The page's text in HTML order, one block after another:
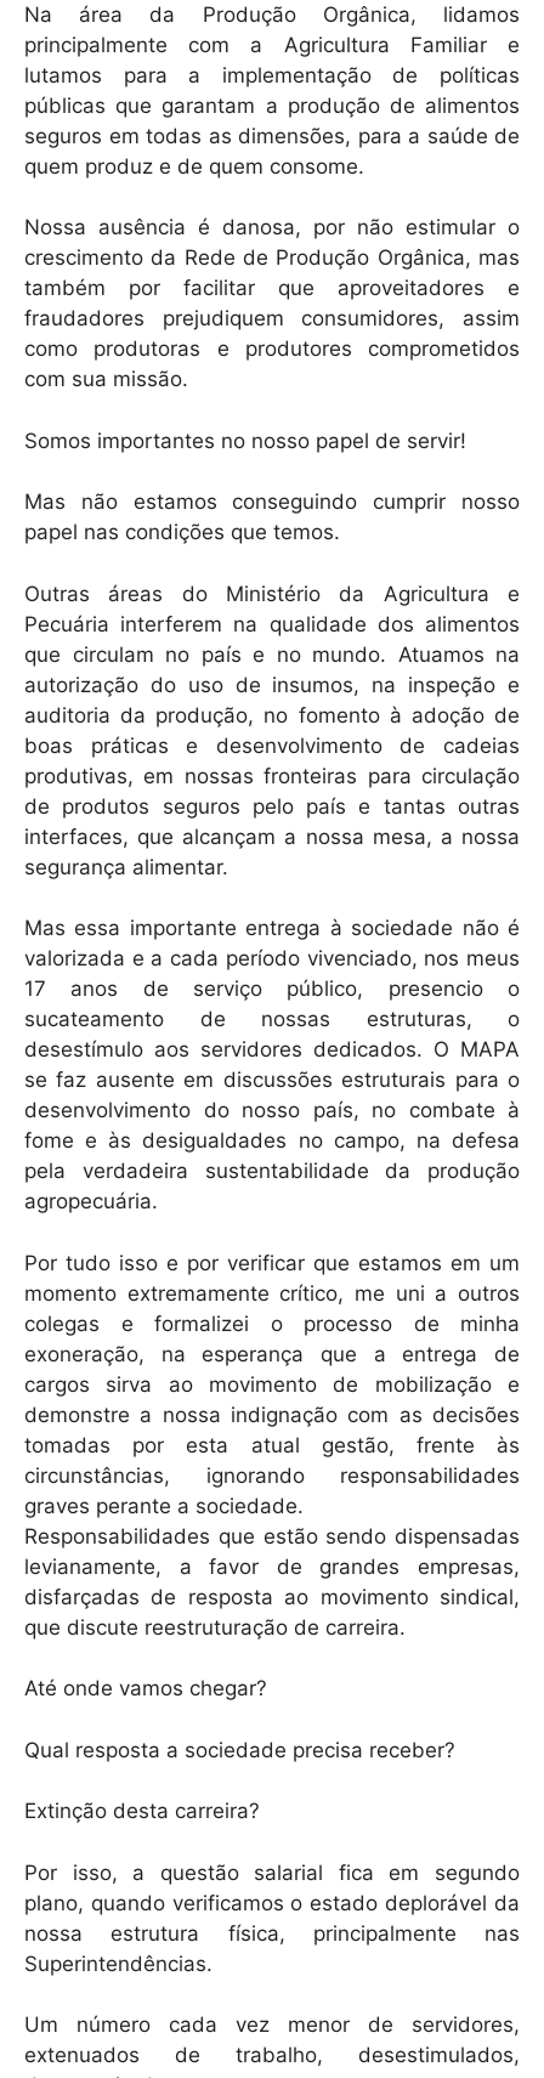
Na área da Produção Orgânica, lidamos
principalmente com a Agricultura Familiar e
lutamos para a implementação de políticas
públicas que garantam a produção de alimentos
seguros em todas as dimensões, para a saúde de
quem produz e de quem consome.
Nossa ausência é danosa, por não estimular o
crescimento da Rede de Produção Orgânica, mas
também por facilitar que aproveitadores e
fraudadores prejudiquem consumidores, assim
como produtoras e produtores comprometidos
com sua missão.
Somos importantes no nosso papel de servir!
Mas não estamos conseguindo cumprir nosso
papel nas condições que temos.
Outras áreas do Ministério da Agricultura e
Pecuária interferem na qualidade dos alimentos
que circulam no país e no mundo. Atuamos na
autorização do uso de insumos, na inspeção e
auditoria da produção, no fomento à adoção de
boas práticas e desenvolvimento de cadeias
produtivas, em nossas fronteiras para circulação
de produtos seguros pelo país e tantas outras
interfaces, que alcançam a nossa mesa, a nossa
segurança alimentar.
Mas essa importante entrega à sociedade não é
valorizada e a cada período vivenciado, nos meus
17 anos de serviço público, presencio o
sucateamento de nossas estruturas, o
desestímulo aos servidores dedicados. O MAPA
se faz ausente em discussões estruturais para o
desenvolvimento do nosso país, no combate à
fome e às desigualdades no campo, na defesa
pela verdadeira sustentabilidade da produção
agropecuária.
Por tudo isso e por verificar que estamos em um
momento extremamente crítico, me uni a outros
colegas e formalizei o processo de minha
exoneração, na esperança que a entrega de
cargos sirva ao movimento de mobilização e
demonstre a nossa indignação com as decisões
tomadas por esta atual gestão, frente às
circunstâncias, ignorando responsabilidades
graves perante a sociedade.
Responsabilidades que estão sendo dispensadas
levianamente, a favor de grandes empresas,
disfarçadas de resposta ao movimento sindical,
que discute reestruturação de carreira.
Até onde vamos chegar?
Qual resposta a sociedade precisa receber?
Extinção desta carreira?
Por isso, a questão salarial fica em segundo
plano, quando verificamos o estado deplorável da
nossa estrutura física, principalmente nas
Superintendências.
Um número cada vez menor de servidores,
extenuados de trabalho, desestimulados,